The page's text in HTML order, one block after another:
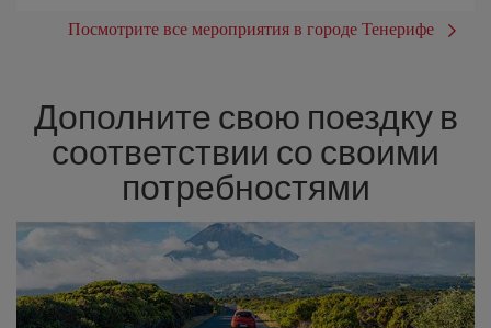
Посмотрите все мероприятия в городе Тенерифе
Дополните свою поездку в
соответствии со своими
потребностями